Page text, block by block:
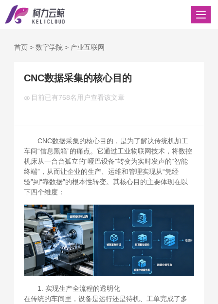
首页> 数字学院 > 产业互联网
CNC数据采集的核心目的
目前已有768名用户查看该文章
CNC数据采集的核心目的，是为了解决传统机加工
车间“信息黑箱”的痛点。它通过工业物联网技术，将数控
机床从一台台孤立的“哑巴设备”转变为实时发声的“智能
终端”，从而让企业的生产、运维和管理实现从“凭经
验”到“靠数据”的根本性转变。其核心目的主要体现在以
下四个维度：
1. 实现生产全流程的透明化
在传统的车间里，设备是运行还是待机、工单完成了多